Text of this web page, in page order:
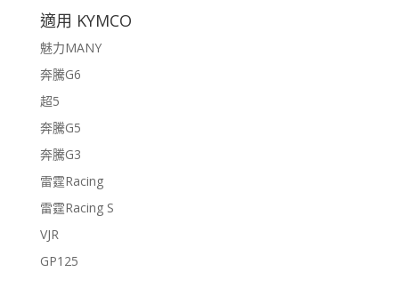
適用 KYMCO
魅力MANY
奔騰G6
超5
奔騰G5
奔騰G3
雷霆Racing
雷霆Racing S
VJR
GP125